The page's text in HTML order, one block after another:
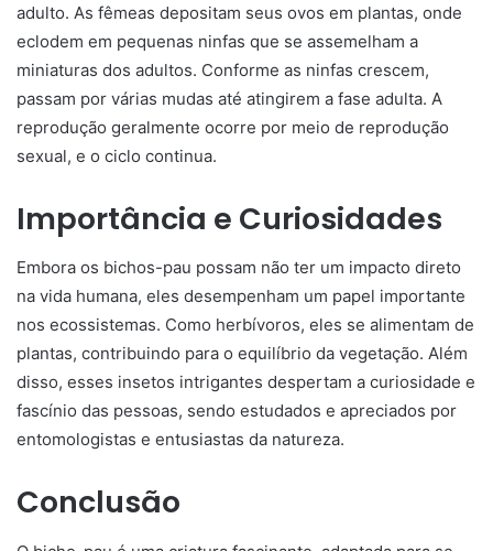
adulto. As fêmeas depositam seus ovos em plantas, onde
eclodem em pequenas ninfas que se assemelham a
miniaturas dos adultos. Conforme as ninfas crescem,
passam por várias mudas até atingirem a fase adulta. A
reprodução geralmente ocorre por meio de reprodução
sexual, e o ciclo continua.
Importância e Curiosidades
Embora os bichos-pau possam não ter um impacto direto
na vida humana, eles desempenham um papel importante
nos ecossistemas. Como herbívoros, eles se alimentam de
plantas, contribuindo para o equilíbrio da vegetação. Além
disso, esses insetos intrigantes despertam a curiosidade e
fascínio das pessoas, sendo estudados e apreciados por
entomologistas e entusiastas da natureza.
Conclusão